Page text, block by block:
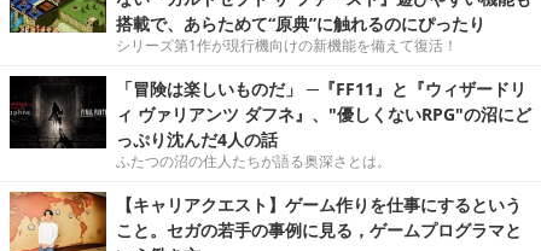
搭載で、あらためて“原典”に触れるのにぴったり
シリーズ第1作が現行機向けの新機能を備えて復活！
「冒険は楽しいものだ」 ─『FF11』と『ウィザードリ
ィ ヴァリアンツ ダフネ』、"優しくないRPG"の沼にど
っぷり沈んだ4人の話
ふたつの沼の住人たちが語る奥深さとは。
【キャリアクエスト】ゲーム作りを仕事にするという
こと。セガの若手の事例に見る，ゲームプログラマと